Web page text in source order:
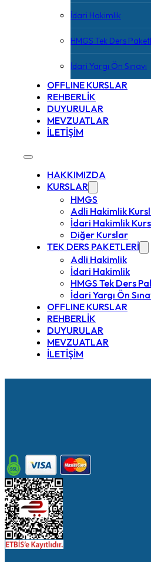
İdari Hakimlik
HMGS Tek Ders
İdari Yargı Ön Sınavı
OFFLINE KURSLAR
REHBERLİK
DUYURULAR
MEVZUATLAR
İLETİŞİM
HAKKIMIZDA
KURSLAR
HMGS
Adli Hakimlik
İdari Hakimlik
Diğer Kurslar
TEK DERS PAKETLERİ
Adli Hakimlik
İdari Hakimlik
HMGS Tek Ders
İdari Yargı Ön
OFFLINE KURSLAR
REHBERLİK
DUYURULAR
MEVZUATLAR
İLETİŞİM